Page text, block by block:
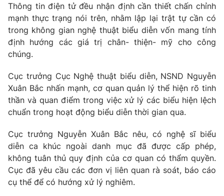
Photo Infographic
Video Shorts video
VTV Money VTV Thể thao
VTV Sức khoẻ Bất động sản
Thị trường 24h Tấm lòng Việt
VTV4 Vươn mình bằng AI
VTV9 VTV8
Thông tin điện tử đều nhận định cần thiết chấn chỉnh
mạnh thực trạng nói trên, nhằm lập lại trật tự cần có
trong không gian nghệ thuật biểu diễn vốn mang tính
định hướng các giá trị chân- thiện- mỹ cho công
chúng.
Cục trưởng Cục Nghệ thuật biểu diễn, NSND Nguyễn
Xuân Bắc nhấn mạnh, cơ quan quản lý thể hiện rõ tinh
thần và quan điểm trong việc xử lý các biểu hiện lệch
chuẩn trong hoạt động biểu diễn thời gian qua.
Cục trưởng Nguyễn Xuân Bắc nêu, có nghệ sĩ biểu
diễn ca khúc ngoài danh mục đã được cấp phép,
không tuân thủ quy định của cơ quan có thẩm quyền.
Cục đã yêu cầu các đơn vị liên quan rà soát, báo cáo
cụ thể để có hướng xử lý nghiêm.